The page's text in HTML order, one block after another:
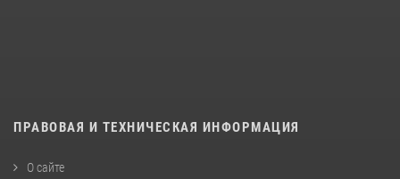
ПРАВОВАЯ И ТЕХНИЧЕСКАЯ ИНФОРМАЦИЯ
О сайте